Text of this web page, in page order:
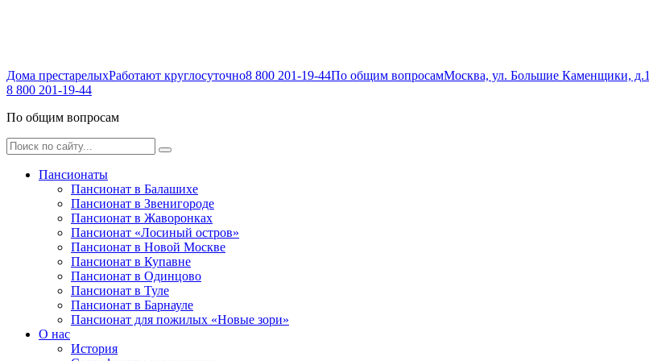
Дома престарелыхРаботают круглосуточно8 800 201-19-44По общим вопросамМосква, ул. Большие Каменщики, д.1
8 800 201-19-44
По общим вопросам
Пансионаты
Пансионат в Балашихе
Пансионат в Звенигороде
Пансионат в Жаворонках
Пансионат «Лосиный остров»
Пансионат в Новой Москве
Пансионат в Купавне
Пансионат в Одинцово
Пансионат в Туле
Пансионат в Барнауле
Пансионат для пожилых «Новые зори»
О нас
История